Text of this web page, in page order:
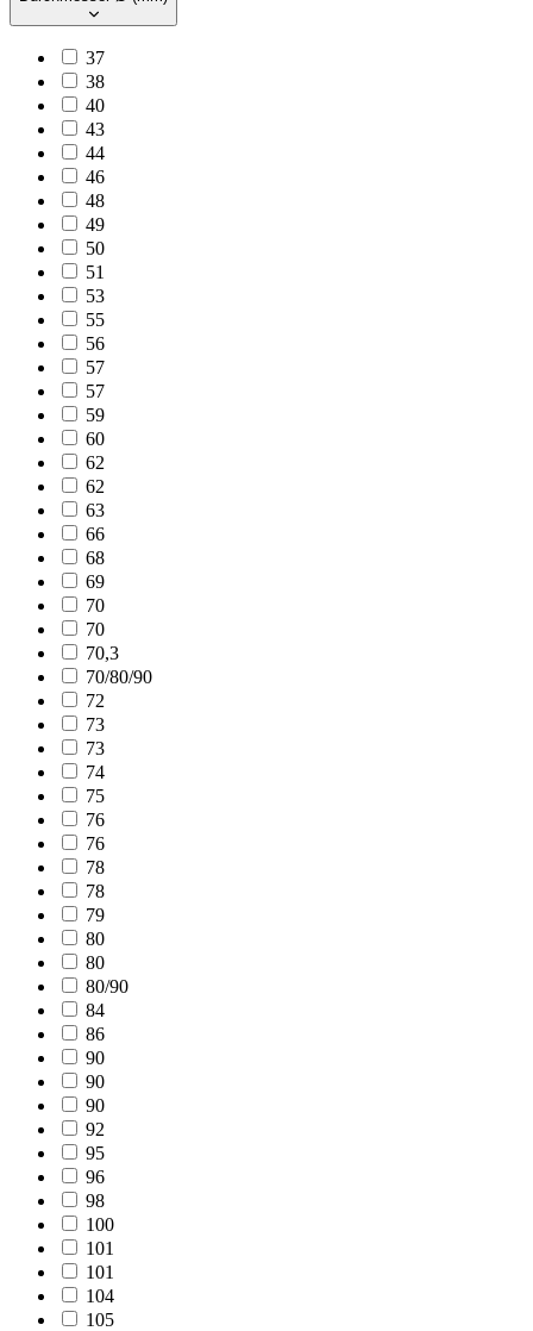
37
38
40
43
44
46
48
49
50
51
53
55
56
57
57
59
60
62
62
63
66
68
69
70
70
70,3
70/80/90
72
73
73
74
75
76
76
78
78
79
80
80
80/90
84
86
90
90
90
92
95
96
98
100
101
101
104
105